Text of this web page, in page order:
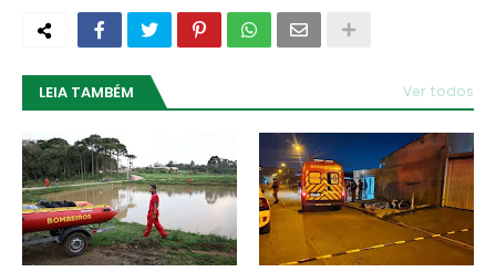
LEIA TAMBÉM Ver todos